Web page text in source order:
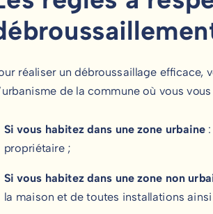
réaliser un débroussaillage
de la commune où vous
Si vous habitez dans une zone urbaine:
propriétaire ;
Si vous habitez dans une zone non
la maison et de toutes installations